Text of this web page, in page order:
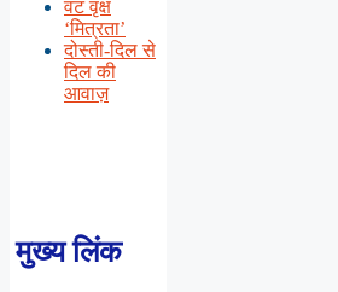
वट वृक्ष
‘मित्रता’
दोस्ती-दिल से
दिल की
आवाज़
मुख्य लिंक